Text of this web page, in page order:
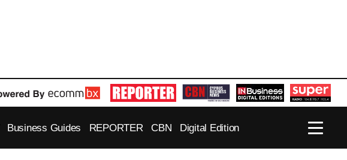
Business Guides REPORTER CBN Digital Edition